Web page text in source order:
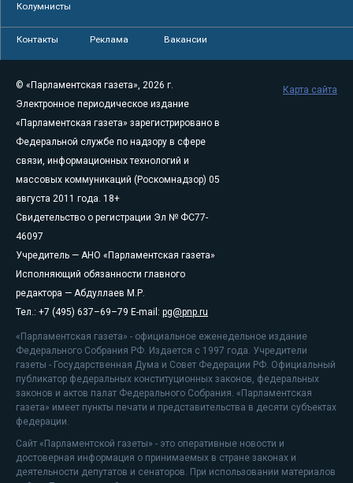
Колумнисты
Контакты Реклама Вакансии
© «Парламентская газета», 2026 г.
Электронное периодическое издание
«Парламентская газета» зарегистрировано в
Федеральной службе по надзору в сфере
связи, информационных технологий и
массовых коммуникаций (Роскомнадзор) 05
августа 2011 года. 18+
Свидетельство о регистрации Эл № ФС77-
46097
Учредитель — АНО «Парламентская газета»
Исполняющий обязанности главного
редактора — Абдуллаев М.Р.
Тел.: +7 (495) 637–69–79 E-mail: pg@pnp.ru
«Парламентская газета» - официальное еженедельное издание
Федерального Собрания РФ. Издается с 1997 года. Учредители
газеты - Государственная Дума и Совет Федерации РФ. Официальный
публикатор федеральных конституционных законов, федеральных
законов и актов палат Федерального Собрания. «Парламентская
газета» имеет пункты печати и представительства в десяти субъектах
федерации.
Сайт «Парламентской газеты» - это оперативные новости и
достоверная информация о принимаемых в стране законах и
деятельности депутатов и сенаторов. При использовании материалов
Карта сайта